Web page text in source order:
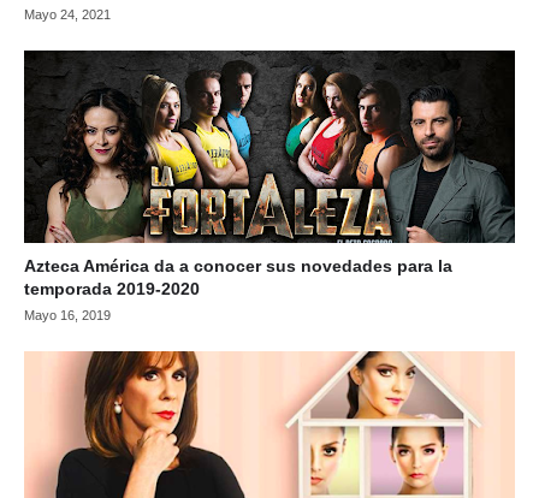
Mayo 24, 2021
Azteca América da a conocer sus novedades para la
temporada 2019-2020
Mayo 16, 2019